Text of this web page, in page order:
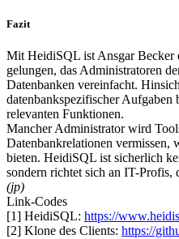
Fazit
Mit HeidiSQL ist Ansgar Becker
gelungen, das Administratoren
Datenbanken vereinfacht.
datenbankspezifischer Aufgaben
relevanten Funktionen.
Mancher Administrator wird
Datenbankrelationen
bieten. HeidiSQL ist sicherlich
sondern richtet sich an IT-Profis,
(jp)
Link-Codes
[1] HeidiSQL: https://
[2] Klone des Clients: https://